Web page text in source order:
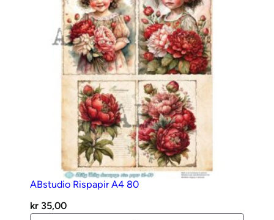
ABstudio Rispapir A4 80
kr 35,00